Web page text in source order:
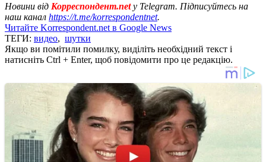
Новини від Корреспондент.netу Telegram. Підписуйтесь на
наш канал https://t.me/korrespondentnet.
Читайте Korrespondent.net в Google News
ТЕГИ: видео, шутки
Якщо ви помітили помилку, виділіть необхідний текст і
натисніть Ctrl + Enter, щоб повідомити про це редакцію.